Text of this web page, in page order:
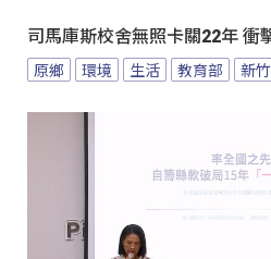
司馬庫斯校舍無照卡關22年 衝
原鄉 環境 生活 教育部 新